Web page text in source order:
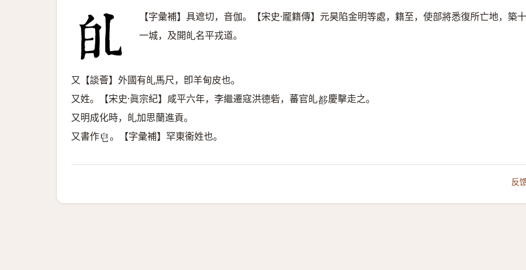
【字彙補】具遮切，音伽。【宋史·龎籍傳】元昊陷金明等處，籍至，使部將悉復所亡地，築十
一城，及開癿名平戎道。
又【談薈】外國有癿馬尺，卽羊甸皮也。
又姓。【宋史·眞宗紀】咸平六年，李繼遷寇洪德砦，蕃官癿𡗀 慶擊走之。
又明成化時，癿加思蘭進貢。
又書作𤼾 。【字彙補】罕東衞姓也。
反